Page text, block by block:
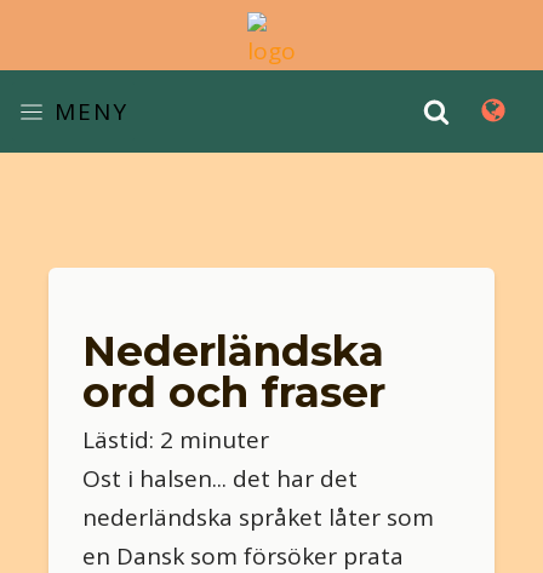
MENY
Nederländska
ord och fraser
Lästid: 2 minuter
Ost i halsen... det har det
nederländska språket låter som
en Dansk som försöker prata